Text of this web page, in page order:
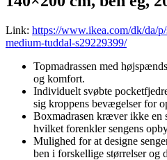
Link: https://www.ikea.com/dk/da/
medium-tuddal-s29229399/
Topmadrassen med
og komfort.
Individuelt svøbte
sig kroppens bevægelser for
Boxmadrasen kræver ikke en
hvilket forenkler sengens
Mulighed for at designe
ben i forskellige størrelser og